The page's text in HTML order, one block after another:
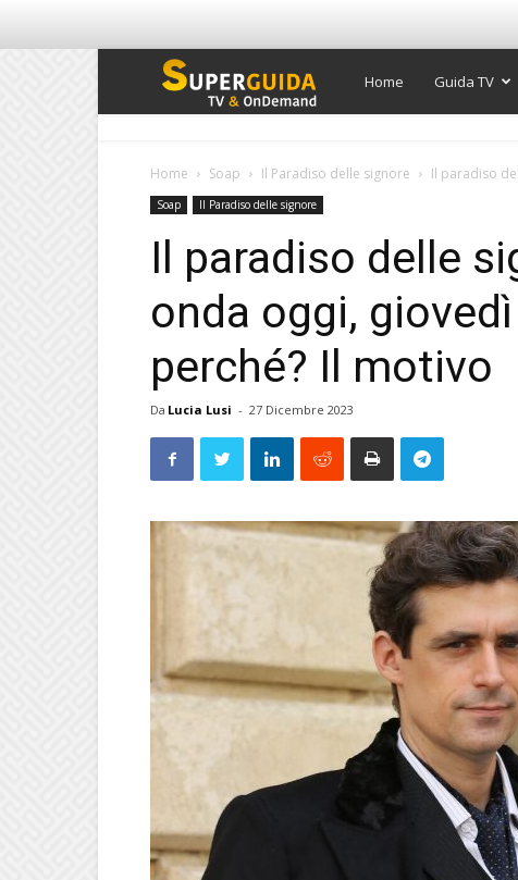
Super
Home Guida TV
Home Soap Il Paradiso delle signore Il paradiso
Soap Il Paradiso delle signore
Il paradiso delle
onda oggi,
perché? Il motivo
Da Lucia Lusi - 27 Dicembre 2023